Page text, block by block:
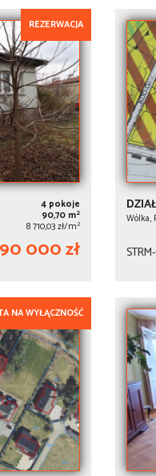
REZERWACJA
4 pokoje
90,70 m2
8 710,03 zł/m2
000 zł
Wólka,
NA WYŁĄCZNOŚĆ